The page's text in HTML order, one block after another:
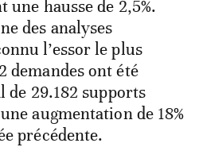
hausse de 2,5%.
des analyses
l’essor le plus
demandes ont été
29.182 supports
augmentation de 18%
précédente.